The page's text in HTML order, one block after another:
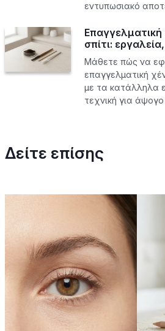
εντυπωσιακό
σπίτι:
Μάθετε πώς να
επαγγελματική
με τα κατάλληλα
τεχνική για
Δείτε επίσης